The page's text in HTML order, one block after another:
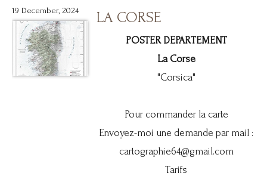
19 December, 2024 LA CORSE
POSTER DEPARTEMENT
La Corse
"Corsica"
Pour commander la carte
Envoyez-moi une demande par mail :
cartographie64@gmail.com
Tarifs